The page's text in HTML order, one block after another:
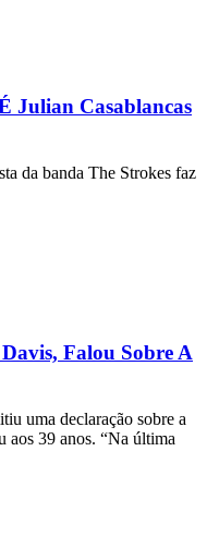
Julian Casablancas
da banda The Strokes faz
Falou Sobre A
uma declaração sobre a
aos 39 anos. “Na última